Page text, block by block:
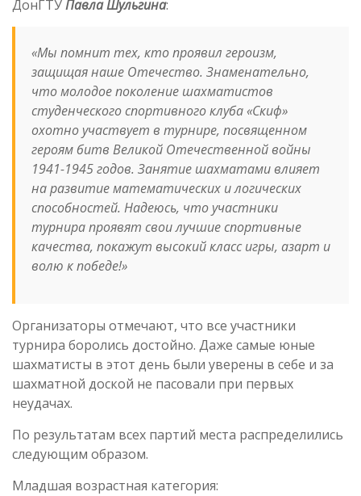
ДонГТУПавла Шульгина:
«Мы помнит тех, кто проявил героизм,
защищая наше Отечество. Знаменательно,
что молодое поколение шахматистов
студенческого спортивного клуба «Скиф»
охотно участвует в турнире, посвященном
героям битв Великой Отечественной войны
1941-1945 годов. Занятие шахматами влияет
на развитие математических и логических
способностей. Надеюсь, что участники
турнира проявят свои лучшие спортивные
качества, покажут высокий класс игры, азарт и
волю к победе!»
Организаторы отмечают, что все участники
турнира боролись достойно. Даже самые юные
шахматисты в этот день были уверены в себе и за
шахматной доской не пасовали при первых
неудачах.
По результатам всех партий места распределились
следующим образом.
Младшая возрастная категория: